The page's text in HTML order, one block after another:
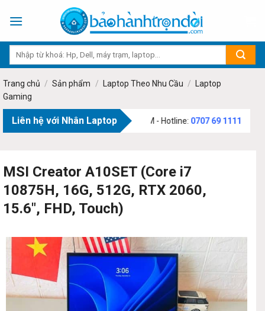
Trang chủ / Sản phẩm / Laptop Theo Nhu Cầu /
Laptop
Gaming
Liên hệ với Nhân Laptop
Văn Bạch, Phường Tân Sơn, TP.HCM - Hotline:0707 69 1111
MSI Creator A10SET (Core i7
10875H, 16G, 512G, RTX 2060,
15.6″, FHD, Touch)